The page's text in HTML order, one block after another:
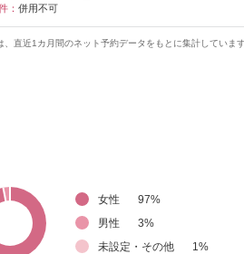
： 併用不可
直近1カ月間のネット予約データをもとに集計しています
女性 97%
男性
3%
未設定・その他
1 %